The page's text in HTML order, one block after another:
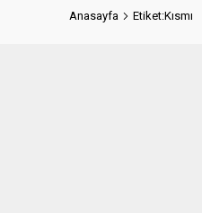
Anasayfa Etiket:Kısmı